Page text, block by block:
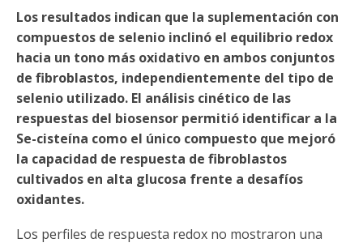
Los resultados indican que la suplementación con
compuestos de selenio inclinó el equilibrio redox
hacia un tono más oxidativo en ambos conjuntos
de fibroblastos, independientemente del tipo de
selenio utilizado. El análisis cinético de las
respuestas del biosensor permitió identificar a la
Se-cisteína como el único compuesto que mejoró
la capacidad de respuesta de fibroblastos
cultivados en alta glucosa frente a desafíos
oxidantes.
Los perfiles de respuesta redox no mostraron una